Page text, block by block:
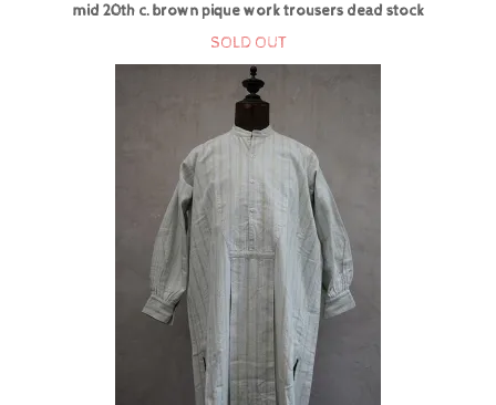
mid 20th c. brown pique work trousers dead stock
SOLD OUT